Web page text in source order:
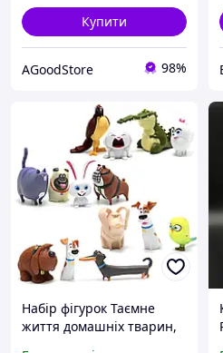
Купити
AGoodStore 98%
Набір фігурок Таємне
життя домашніх тварин,